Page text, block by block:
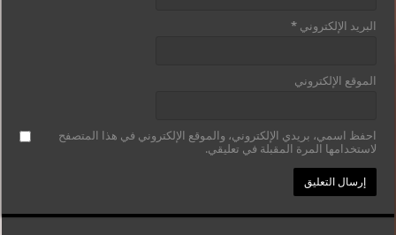
البريد الإلكتروني*
الموقع الإلكتروني
احفظ اسمي، بريدي الإلكتروني، والموقع الإلكتروني في هذا المتصفح
لاستخدامها المرة المقبلة في تعليقي.